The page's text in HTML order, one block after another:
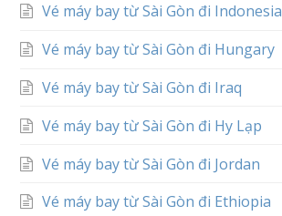
Vé máy bay từ Sài Gòn đi Indonesia
Vé máy bay từ Sài Gòn đi Hungary
Vé máy bay từ Sài Gòn đi Iraq
Vé máy bay từ Sài Gòn đi Hy Lạp
Vé máy bay từ Sài Gòn đi Jordan
Vé máy bay từ Sài Gòn đi Ethiopia